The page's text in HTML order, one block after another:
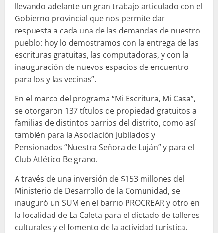
llevando adelante un gran trabajo articulado con el
Gobierno provincial que nos permite dar
respuesta a cada una de las demandas de nuestro
pueblo: hoy lo demostramos con la entrega de las
escrituras gratuitas, las computadoras, y con la
inauguración de nuevos espacios de encuentro
para los y las vecinas”.
En el marco del programa “Mi Escritura, Mi Casa”,
se otorgaron 137 títulos de propiedad gratuitos a
familias de distintos barrios del distrito, como así
también para la Asociación Jubilados y
Pensionados “Nuestra Señora de Luján” y para el
Club Atlético Belgrano.
A través de una inversión de $153 millones del
Ministerio de Desarrollo de la Comunidad, se
inauguró un SUM en el barrio PROCREAR y otro en
la localidad de La Caleta para el dictado de talleres
culturales y el fomento de la actividad turística.